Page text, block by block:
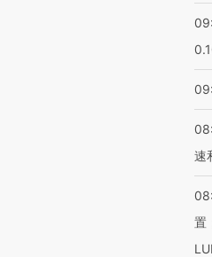
速
置